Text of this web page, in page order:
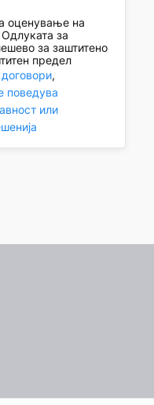
оценување на
за
за заштитено
предел
поведува
или